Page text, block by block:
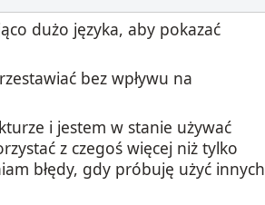
dużo języka, aby pokazać
bez wpływu na
i jestem w stanie używać
z czegoś więcej niż tylko
błędy, gdy próbuję użyć innych